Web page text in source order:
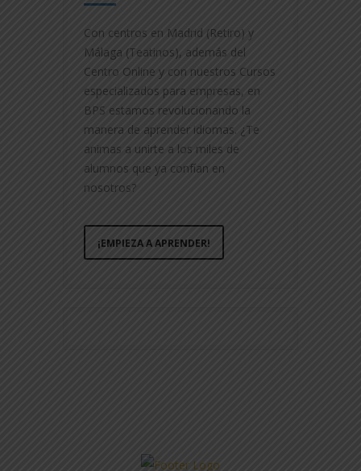
Con centros en Madrid (Retiro) y
Málaga (Teatinos), además del
Centro Online y con nuestros Cursos
especializados para empresas, en
BPS estamos revolucionando la
manera de aprender idiomas. ¿Te
animas a unirte a los miles de
alumnos que ya confían en
nosotros?
¡EMPIEZA A APRENDER!